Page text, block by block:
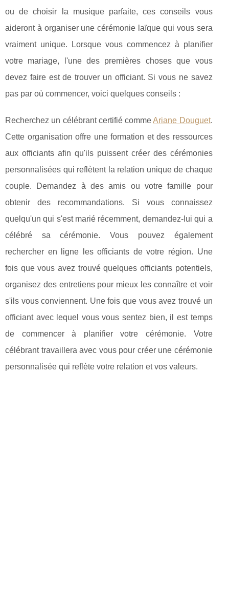
ou de choisir la musique parfaite, ces conseils vous
aideront à organiser une cérémonie laïque qui vous sera
vraiment unique. Lorsque vous commencez à planifier
votre mariage, l'une des premières choses que vous
devez faire est de trouver un officiant. Si vous ne savez
pas par où commencer, voici quelques conseils :
Recherchez un célébrant certifié commeAriane Douguet.
Cette organisation offre une formation et des ressources
aux officiants afin qu'ils puissent créer des cérémonies
personnalisées qui reflètent la relation unique de chaque
couple. Demandez à des amis ou votre famille pour
obtenir des recommandations. Si vous connaissez
quelqu'un qui s'est marié récemment, demandez-lui qui a
célébré sa cérémonie. Vous pouvez également
rechercher en ligne les officiants de votre région. Une
fois que vous avez trouvé quelques officiants potentiels,
organisez des entretiens pour mieux les connaître et voir
s'ils vous conviennent. Une fois que vous avez trouvé un
officiant avec lequel vous vous sentez bien, il est temps
de commencer à planifier votre cérémonie. Votre
célébrant travaillera avec vous pour créer une cérémonie
personnalisée qui reflète votre relation et vos valeurs.